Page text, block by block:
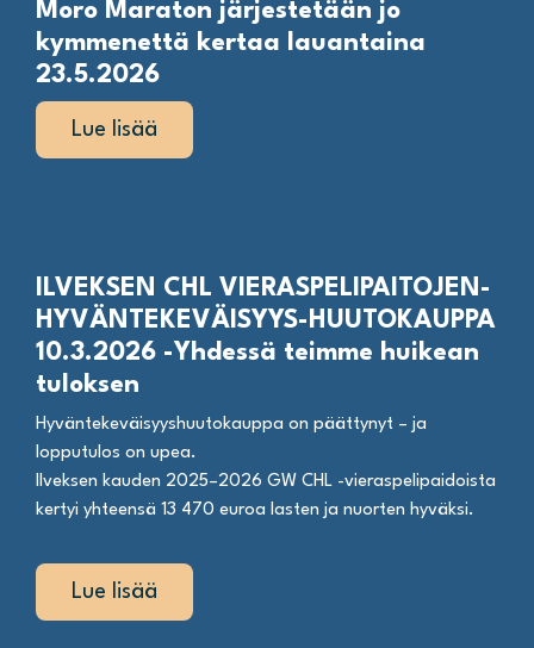
Moro Maraton järjestetään jo
kymmenettä kertaa lauantaina
23.5.2026
Lue lisää
ILVEKSEN CHL VIERASPELIPAITOJEN-
HYVÄNTEKEVÄISYYS-HUUTOKAUPPA
10.3.2026 -Yhdessä teimme huikean
tuloksen
Hyväntekeväisyyshuutokauppa on päättynyt – ja
lopputulos on upea.
Ilveksen kauden 2025–2026 GW CHL -vieraspelipaidoista
kertyi yhteensä 13 470 euroa lasten ja nuorten hyväksi.
Lue lisää